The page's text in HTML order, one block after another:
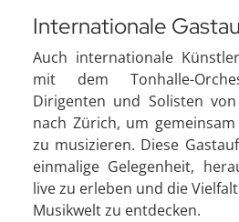
Internationale
Auch internationale
mit dem Tonhalle-
Dirigenten und Solisten
nach Zürich, um
zu musizieren. Diese
einmalige Gelegenheit,
live zu erleben und die
Musikwelt zu entdecken.